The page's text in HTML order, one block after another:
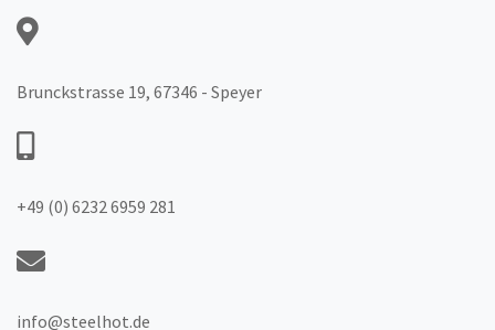
Brunckstrasse 19, 67346 - Speyer
+49 (0) 6232 6959 281
info@steelhot.de